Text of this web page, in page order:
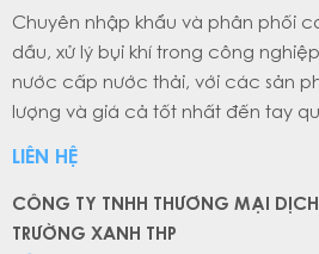
Chuyên nhập khẩu và phân phối
dầu, xử lý bụi khí trong công
nước cấp nước thải, với các sản
lượng và giá cả tốt nhất đến tay
LIÊN HỆ
CÔNG TY TNHH THƯƠNG MẠI
TRƯỜNG XANH THP